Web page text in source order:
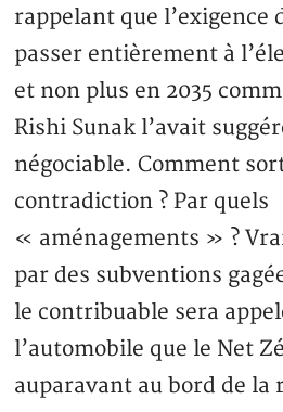
rappelant que l’exigence
passer entièrement à
et non plus en 2035
Rishi Sunak l’avait
négociable. Comment
contradiction ? Par quels
« aménagements » ?
par des subventions
le contribuable sera
l’automobile que le Net
auparavant au bord de la